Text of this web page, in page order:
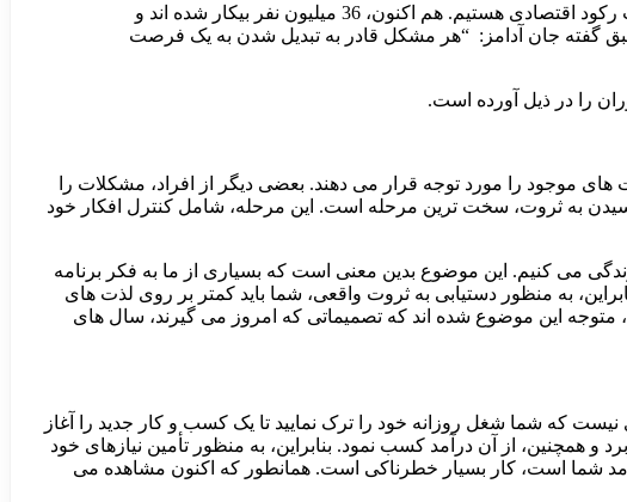
کشور ایالات متحده آمریکا، هنوز کاملاً در شرایط رکود اقتصادی قرار نگرفته است. اما ما به طور قطع تقریباً در جهت رکود اقتصادی هستیم. هم اکنون، 36 میلیون نفر بیکار شده اند و
طبق گفته جان آدامز: “هر مشکل قادر به تبدیل شدن به یک فرصت
موجود را مورد توجه قرار می دهند. بعضی دیگر از افراد، مشکلات را
به ثروت، سخت ترین مرحله است. این مرحله، شامل کنترل افکار خود
می کنیم. این موضوع بدین معنی است که بسیاری از ما به فکر برنامه
به منظور دستیابی به ثروت واقعی، شما باید کمتر بر روی لذت های
متوجه این موضوع شده اند که تصمیماتی که امروز می گیرند، سال های
که شما شغل روزانه خود را ترک نمایید تا یک کسب و کار جدید را آغاز
و همچنین، از آن درآمد کسب نمود. بنابراین، به منظور تأمین نیازهای خود
درآمد شما است، کار بسیار خطرناکی است. همانطور که اکنون مشاهده می